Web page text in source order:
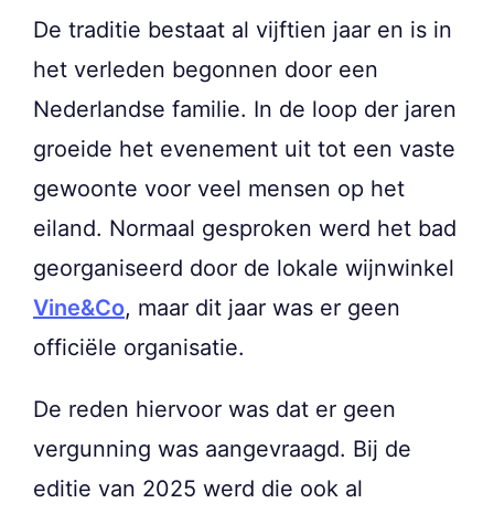
De traditie bestaat al vijftien jaar en is in
het verleden begonnen door een
Nederlandse familie. In de loop der jaren
groeide het evenement uit tot een vaste
gewoonte voor veel mensen op het
eiland. Normaal gesproken werd het bad
georganiseerd door de lokale wijnwinkel
Vine&Co, maar dit jaar was er geen
officiële organisatie.
De reden hiervoor was dat er geen
vergunning was aangevraagd. Bij de
editie van 2025 werd die ook al